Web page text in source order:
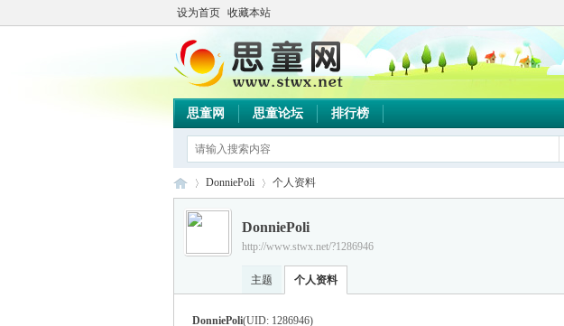
设为首页 收藏本站
思童网 思童论坛 排行榜
›
DonniePoli 个人资料
DonniePoli
http://www.stwx.net/?1286946
主题 个人资料
DonniePoli(UID: 1286946)